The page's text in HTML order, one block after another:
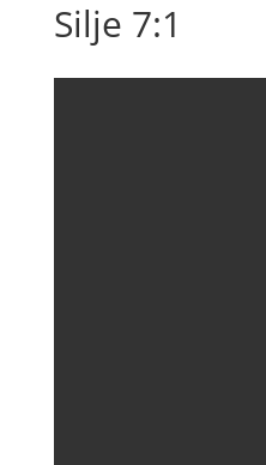
Silje 7:1